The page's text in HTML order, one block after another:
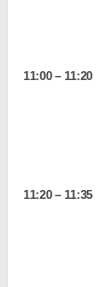
11:00 – 11:20
11:20 – 11:35